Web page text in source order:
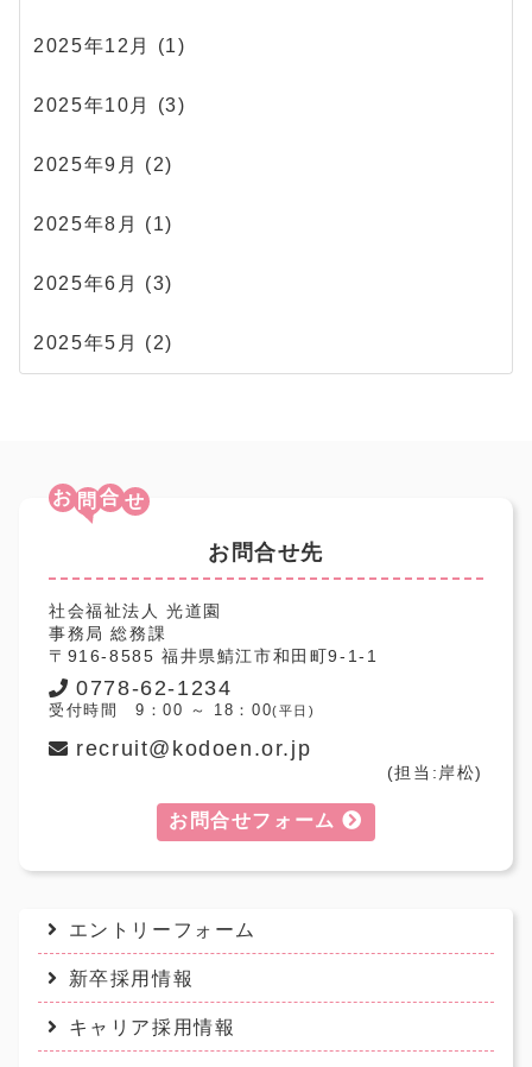
2025年12月 (1)
2025年10月 (3)
2025年9月 (2)
2025年8月 (1)
2025年6月 (3)
2025年5月 (2)
エントリーフォーム
新卒採用情報
キャリア採用情報
お 合
お問合せ先
社会福祉法人 光道園
事務局 総務課
〒916-8585 福井県鯖江市和田町9-1-1
0778-62-1234
受付時間 9：00 ～ 18：00(平日)
recruit@kodoen.or.jp
(担当:岸松)
お問合せフォーム